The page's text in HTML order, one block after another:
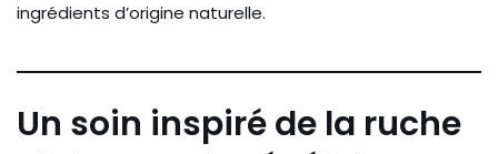
ingrédients d’origine naturelle.
Un soin inspiré de la ruche